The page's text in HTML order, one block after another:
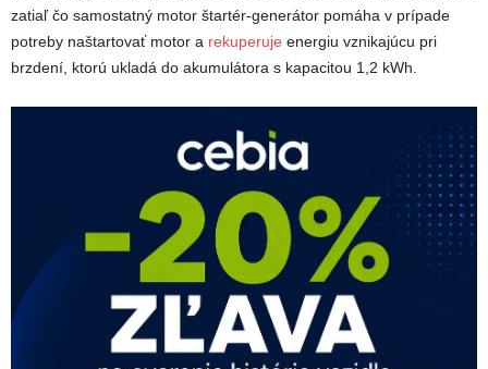
zatiaľ čo samostatný motor štartér-generátor pomáha v prípade
potreby naštartovať motor a rekuperuje energiu vznikajúcu pri
brzdení, ktorú ukladá do akumulátora s kapacitou 1,2 kWh.